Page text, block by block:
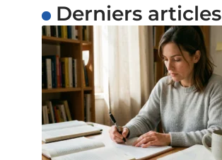
Derniers articles